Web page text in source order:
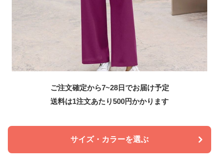
ご注文確定から7~28日でお届け予定
送料は1注文あたり500円かかります
サイズ・カラーを選ぶ